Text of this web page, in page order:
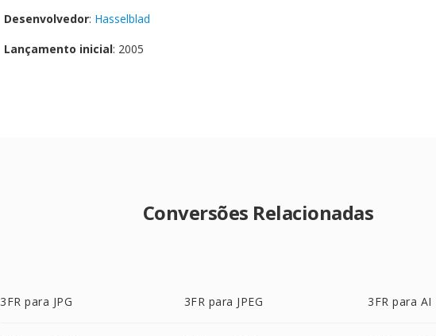
Desenvolvedor: Hasselblad
Lançamento inicial: 2005
Conversões Relacionadas
3FR para JPG 3FR para JPEG 3FR para AI